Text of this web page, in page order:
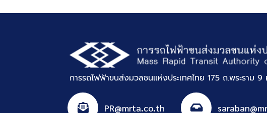
การรถไฟฟ้าขนส่งมวลชนแห่งประเทศไทย 175 ถ.พระราม
PR@mrta.co.th